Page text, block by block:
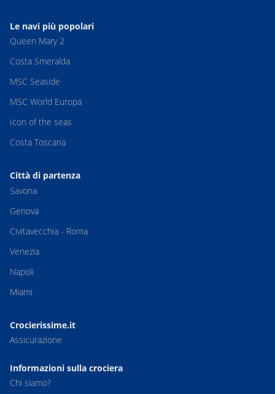
Le navi più popolari
Queen Mary 2
Costa Smeralda
MSC Seaside
MSC World Europa
Icon of the seas
Costa Toscana
Città di partenza
Savona
Genova
Civitavecchia - Roma
Venezia
Napoli
Miami
Crocierissime.it
Assicurazione
Informazioni sulla crociera
Chi siamo?